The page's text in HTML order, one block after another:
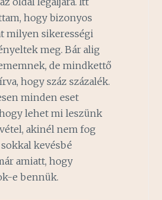
hogy bizonyos
milyen sikerességi
meg. Bár alig
de mindkettő
hogy száz százalék.
minden eset
lehet mi leszünk
akinél nem fog
kevésbé
amiatt, hogy
e bennük.